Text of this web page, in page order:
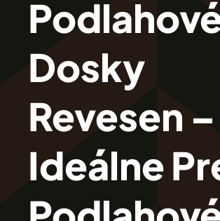
Revesen
Kolekcie
Trieda Podláh
Záštitu
Cennik
Dosky
Revesen –
Ideálne